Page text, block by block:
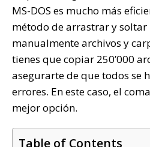
MS-DOS es mucho más
método de arrastrar y
manualmente archivos y
tienes que copiar 250’000
asegurarte de que todos se
errores. En este caso, el
mejor opción.
Table of Contents